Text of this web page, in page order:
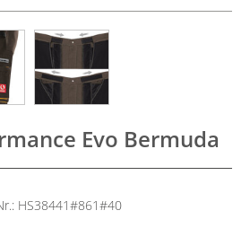
Evo Bermuda
HS38441#861#40